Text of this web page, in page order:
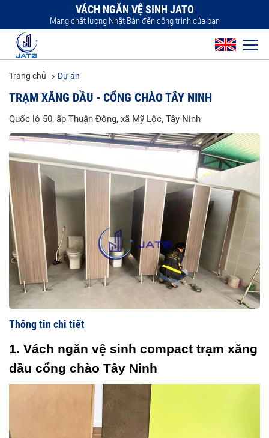
VÁCH NGĂN VỆ SINH JATO
Mang chất lượng Nhật Bản đến công trình của bạn
Trang chủ Dự án
TRẠM XĂNG DẦU - CỔNG CHÀO TÂY NINH
Quốc lộ 50, ấp Thuận Đông, xã Mỹ Lôc, Tây Ninh
Thông tin chi tiết
1. Vách ngăn vệ sinh compact trạm xăng
dầu cổng chào Tây Ninh